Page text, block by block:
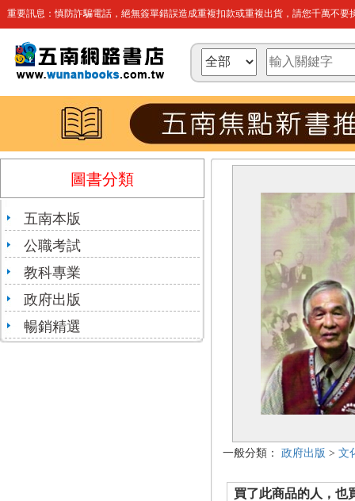
重要訊息：慎防詐騙電話，絕無簽單錯誤造成重複扣款或重複出貨，請您千萬不要
圖書分類
五南本版
公職考試
教科專業
政府出版
暢銷精選
一般分類： 政府出版 > 文
買了此商品的人，也